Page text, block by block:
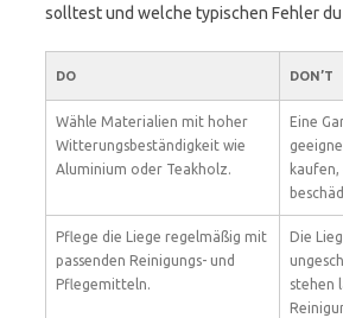
solltest und welche typischen Fehler
DO DON’T
Wähle Materialien mit hoher
Witterungsbeständigkeit wie
Aluminium oder Teakholz.
Eine
kaufen,
Pflege die Liege regelmäßig mit
passenden Reinigungs- und
Pflegemitteln.
Die
stehen